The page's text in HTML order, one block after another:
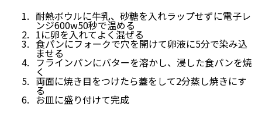
耐熱ボウルに牛乳、砂糖を入れラップせずに電子レ
ンジ600w50秒で温める
1に卵を入れてよく混ぜる
食パンにフォークで穴を開けて卵液に5分で染み込
ませる
フラインパンにバターを溶かし、浸した食パンを焼
く
両面に焼き目をつけたら蓋をして2分蒸し焼きにす
る
お皿に盛り付けて完成